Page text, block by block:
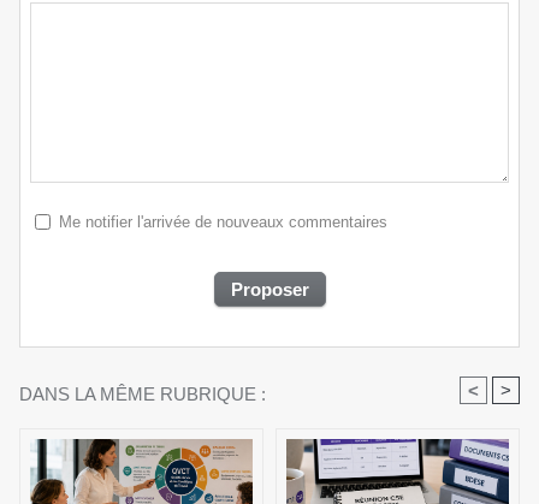
Me notifier l'arrivée de nouveaux commentaires
DANS LA MÊME RUBRIQUE : < >